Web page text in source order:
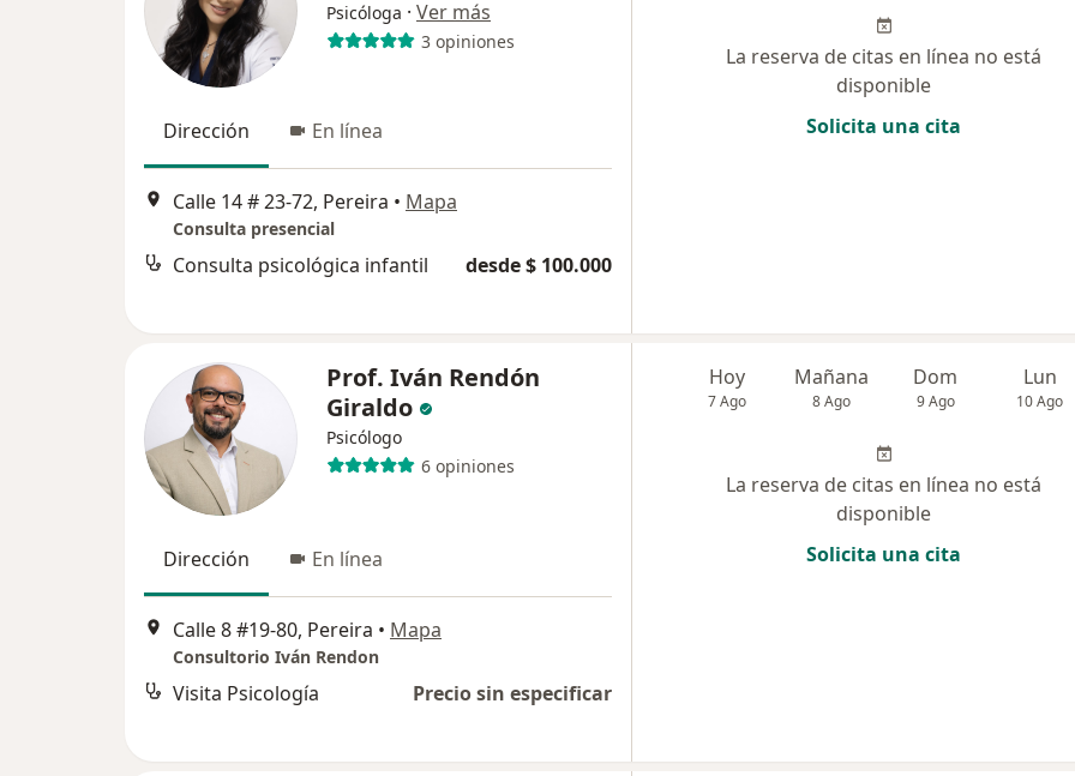
Psicóloga · Ver más
3 opiniones
Dirección En línea
Calle 14 # 23-72, Pereira • Mapa
Consulta presencial
Consulta psicológica infantil desde $ 100.000
La reserva de citas en línea no está
disponible
Solicita una cita
Prof. Iván Rendón
Giraldo
Psicólogo
6 opiniones
Dirección En línea
Calle 8 #19-80, Pereira • Mapa
Consultorio Iván Rendon
Visita Psicología Precio sin especificar
Hoy
7 Ago
Mañana
8 Ago
Dom
9 Ago
Lun
10 Ago
La reserva de citas en línea no está
disponible
Solicita una cita